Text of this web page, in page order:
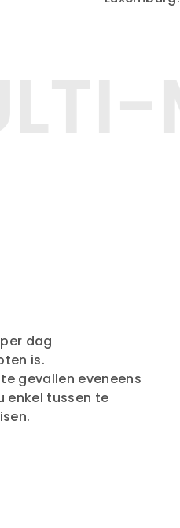
dag
is.
gevallen eveneens
enkel tussen te